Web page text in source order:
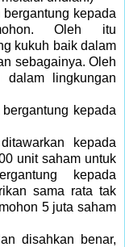
kepada
Oleh itu
kukuh baik dalam
sebagainya. Oleh
lingkungan
kepada
kepada
unit saham untuk
kepada
sama rata tak
5 juta saham
disahkan benar,